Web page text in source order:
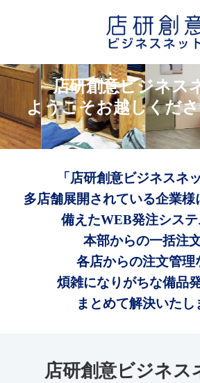
店研創意ビジネス
ようこそお越しくだ
「店研創意ビジネスネ
多店舗展開されている企業様
備えたWEB発注システ
本部からの一括注文
各店からの注文管理
煩雑になりがちな備品
まとめて解決いたし
店研創意ビジネス